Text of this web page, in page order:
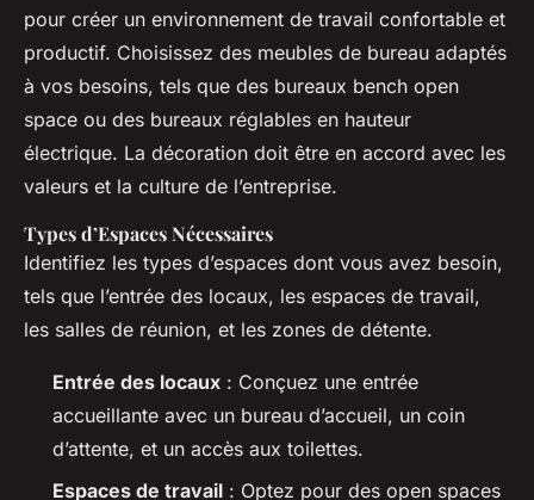
pour créer un environnement de travail confortable et
productif. Choisissez des meubles de bureau adaptés
à vos besoins, tels que des bureaux bench open
space ou des bureaux réglables en hauteur
électrique. La décoration doit être en accord avec les
valeurs et la culture de l’entreprise.
Types d’Espaces Nécessaires
Identifiez les types d’espaces dont vous avez besoin,
tels que l’entrée des locaux, les espaces de travail,
les salles de réunion, et les zones de détente.
Entrée des locaux : Conçuez une entrée
accueillante avec un bureau d’accueil, un coin
d’attente, et un accès aux toilettes.
Espaces de travail : Optez pour des open spaces